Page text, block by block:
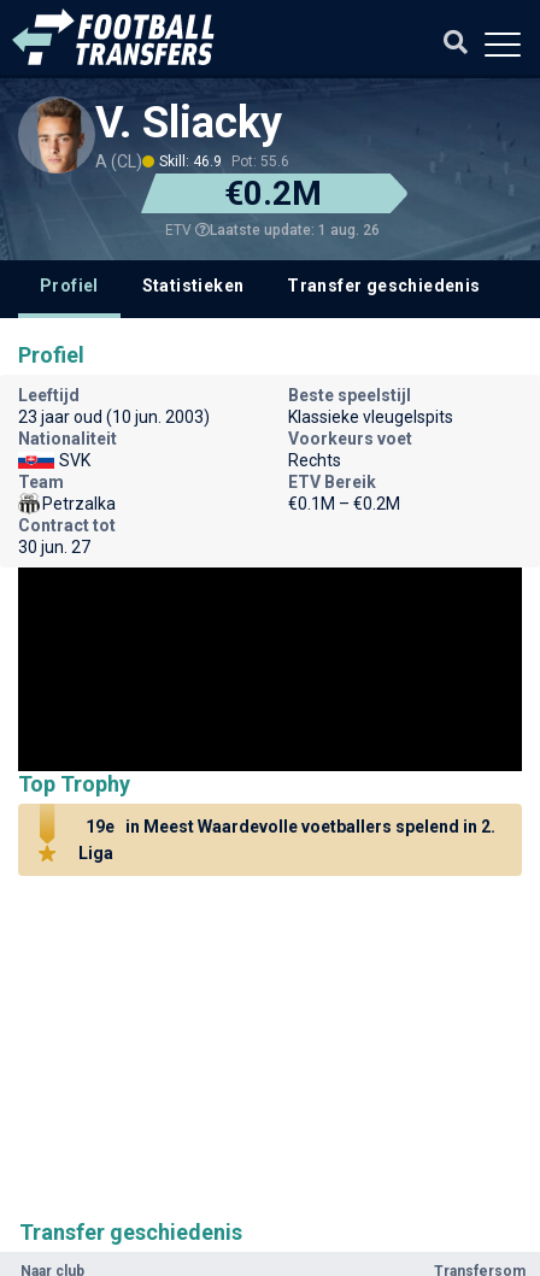
V. Sliacky
A (CL) Skill: 46.9 Pot: 55.6
€0.2M
ETV Laatste update: 1 aug. 26
Profiel Statistieken Transfer geschiedenis
Transfer geschiedenis
Naar club Transfersom
Profiel
Leeftijd
23 jaar oud (10 jun. 2003)
Beste speelstijl
Klassieke vleugelspits
Nationaliteit
SVK
Voorkeurs voet
Rechts
Team
Petrzalka
ETV Bereik
€0.1M – €0.2M
Contract tot
30 jun. 27
Top Trophy
19e
in Meest Waardevolle voetballers spelend in 2.
Liga